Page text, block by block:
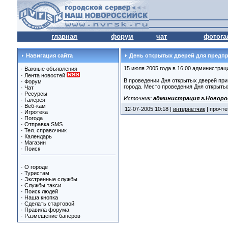
главная форум чат
Навигация сайта
· Важные объявления
· Лента новостей
· Форум
· Чат
· Ресурсы
· Галерея
· Веб-кам
· Игротека
· Погода
· Отправка SMS
· Тел. справочник
· Календарь
· Магазин
· Поиск
· О городе
· Туристам
· Экстренные службы
· Службы такси
· Поиск людей
· Наша кнопка
· Сделать стартовой
· Правила форума
· Размещение банеров
День открытых дверей для
15 июля 2005 года в 16:00
В проведении Дня открытых дверей
города. Место проведения Дня
Источник: администрация
12-07-2005 10:18 | интернетчик|